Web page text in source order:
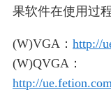
果软件在使用过
(W)VGA： http://
(W)QVGA：
http://